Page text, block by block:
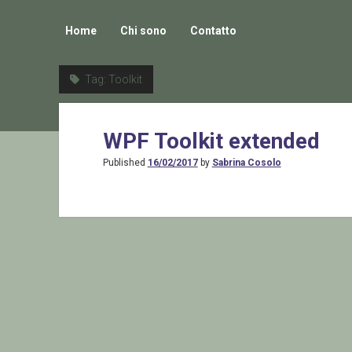
Home Chi sono Contatto
Tag: Toolkit
WPF Toolkit extended
Published 16/02/2017by Sabrina Cosolo